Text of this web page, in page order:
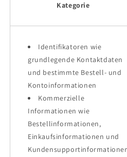
Kategorie
Identifikatoren wie
grundlegende Kontaktdaten
und bestimmte Bestell- und
Kontoinformationen
Kommerzielle
Informationen wie
Bestellinformationen,
Einkaufsinformationen und